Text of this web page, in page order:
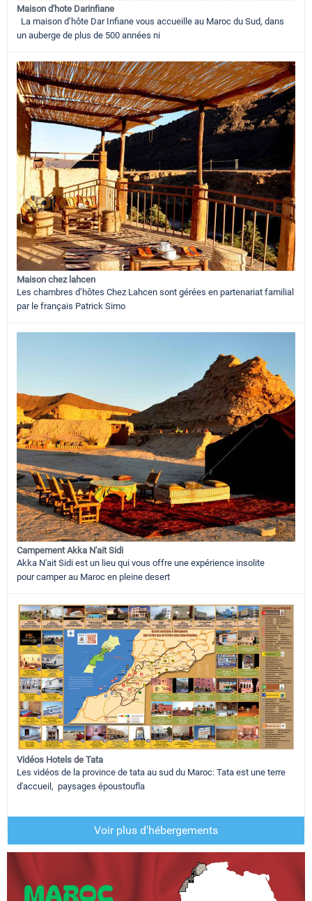
Maison d'hote Darinfiane
La maison d’hôte Dar Infiane vous accueille au Maroc du Sud, dans
un auberge de plus de 500 années ni
Maison chez lahcen
Les chambres d’hôtes Chez Lahcen sont gérées en partenariat familial
par le français Patrick Simo
Campement Akka N'ait Sidi
Akka N'ait Sidi est un lieu qui vous offre une expérience insolite
pour camper au Maroc en pleine desert
Vidéos Hotels de Tata
Les vidéos de la province de tata au sud du Maroc: Tata est une terre
d'accueil, paysages époustoufla
Voir plus d'hébergements